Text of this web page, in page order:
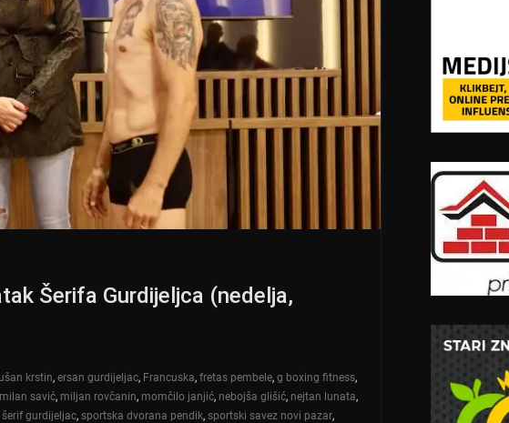
Šerifa Gurdijeljca (nedelja,
krstin, ersan gurdijeljac, Francuska, fretas pembele, g boxing fitness,
milan savić, miljan rovčanin, momčilo janjić, nebojša glišić, nejtan lunata,
šerif gurdijeljac, sportska dvorana pendik, sportski savez novi pazar,